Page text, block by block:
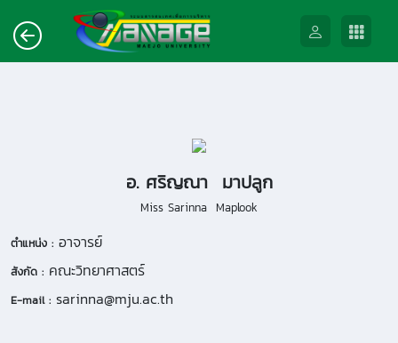
อ. ศริญณา มาปลูก
Miss Sarinna Maplook
ตำแหน่ง : อาจารย์
สังกัด : คณะวิทยาศาสตร์
E-mail : sarinna@mju.ac.th